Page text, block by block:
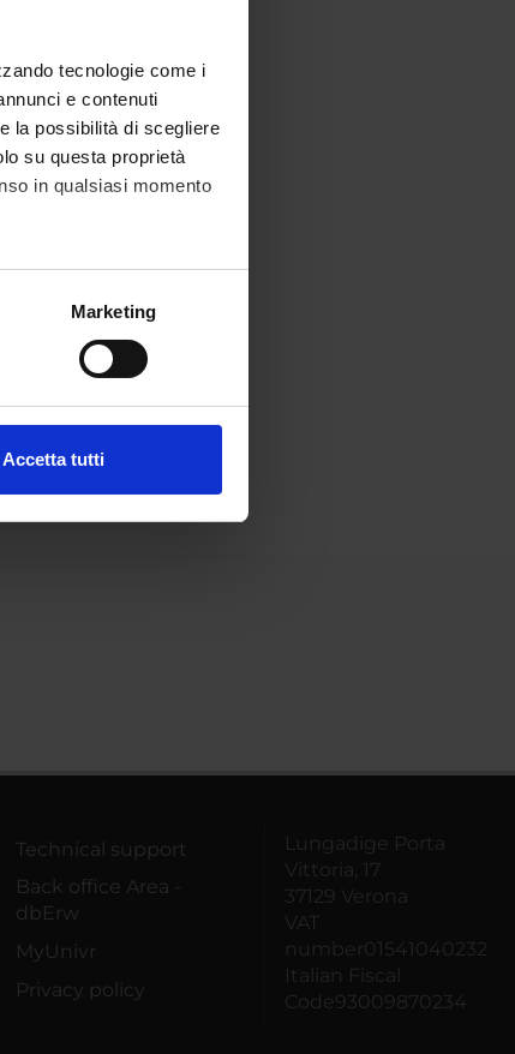
tecnologie come i
e contenuti
la possibilità di scegliere
su questa proprietà
in qualsiasi momento
metro,Marketing
Accetta tutti
Technical support
Back office Area -
dbErw
MyUnivr
Privacy policy
Lungadige Porta
Vittoria, 17
37129 Verona
VAT
number01541040232
Italian Fiscal
Code93009870234